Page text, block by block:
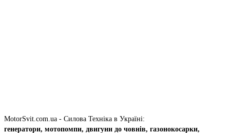
MotorSvit.com.ua - Силова Техніка в Україні:
генератори, мотопомпи, двигуни до човнів, газонокосарки,